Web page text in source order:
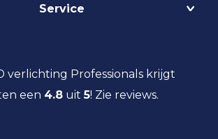
Lichtmanagement
Maatwerk
Social Return
Kantoorverlichting
Projectverlichting
Scheepsverlichting
Service
Aanbestedingen
Eindgebruiker
verlichting Professionals krijgt
een 4.8 uit5! Zie reviews.